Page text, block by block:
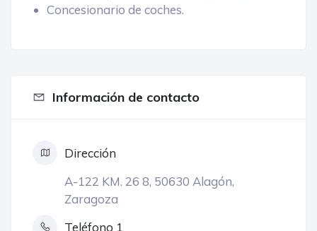
Concesionario de coches.
Información de contacto
Dirección
A-122 KM. 26 8, 50630 Alagón,
Zaragoza
Teléfono 1